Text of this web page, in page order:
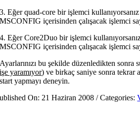
3. Eğer quad-core bir işlemci
MSCONFIG içerisinden çalışacak işlemci
4. Eğer Core2Duo bir işlemci
MSCONFIG içerisinden çalışacak işlemci
Ayarlarınızı bu şekilde düzenledikten sonra
işe yaramıyor) ve birkaç saniye sonra tekrar
start yapmayı deneyin.
On: 21 Haziran 2008 /Categories: